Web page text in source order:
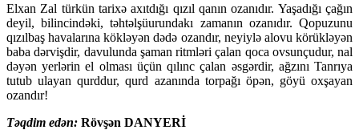
Elxan Zal türkün tarixə axıtdığı qızıl qanın ozanıdır. Yaşadığı çağın
deyil, bilincindəki, təhtəlşüurundakı zamanın ozanıdır. Qopuzunu
qızılbaş havalarına kökləyən dədə ozandır, neyiylə alovu körükləyən
baba dərvişdir, davulunda şaman ritmləri çalan qoca ovsunçudur, nal
dəyən yerlərin el olması üçün qılınc çalan əsgərdir, ağzını Tanrıya
tutub ulayan qurddur, qurd azanında torpağı öpən, göyü oxşayan
ozandır!
Təqdim edən: Rövşən DANYERİ